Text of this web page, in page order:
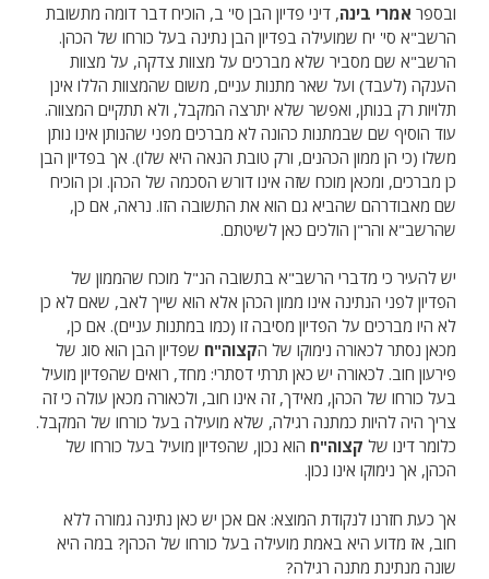
ובספר אמרי בינה, דיני פדיון הבן סי' ב, הוכיח דבר דומה מתשובת
הרשב"א סי' יח שמועילה בפדיון הבן נתינה בעל כורחו של הכהן.
הרשב"א שם מסביר שלא מברכים על מצוות צדקה, על מצוות
הענקה (לעבד) ועל שאר מתנות עניים, משום שהמצוות הללו אינן
תלויות רק בנותן, ואפשר שלא יתרצה המקבל, ולא תתקיים המצווה.
עוד הוסיף שם שבמתנות כהונה לא מברכים מפני שהנותן אינו נותן
משלו (כי הן ממון הכהנים, ורק טובת הנאה היא שלו). אך בפדיון הבן
כן מברכים, ומכאן מוכח שזה אינו דורש הסכמה של הכהן. וכן הוכיח
שם מאבודרהם שהביא גם הוא את התשובה הזו. נראה, אם כן,
שהרשב"א והר"ן הולכים כאן לשיטתם.
יש להעיר כי מדברי הרשב"א בתשובה הנ"ל מוכח שהממון של
הפדיון לפני הנתינה אינו ממון הכהן אלא הוא שייך לאב, שאם לא כן
לא היו מברכים על הפדיון מסיבה זו (כמו במתנות עניים). אם כן,
מכאן נסתר לכאורה נימוקו של הקצוה"ח שפדיון הבן הוא סוג של
פירעון חוב. לכאורה יש כאן תרתי דסתרי: מחד, רואים שהפדיון מועיל
בעל כורחו של הכהן, מאידך, זה אינו חוב, ולכאורה מכאן עולה כי זה
צריך היה להיות כמתנה רגילה, שלא מועילה בעל כורחו של המקבל.
כלומר דינו של קצוה"ח הוא נכון, שהפדיון מועיל בעל כורחו של
הכהן, אך נימוקו אינו נכון.
אך כעת חזרנו לנקודת המוצא: אם אכן יש כאן נתינה גמורה ללא
חוב, אז מדוע היא באמת מועילה בעל כורחו של הכהן? במה היא
שונה מנתינת מתנה רגילה?